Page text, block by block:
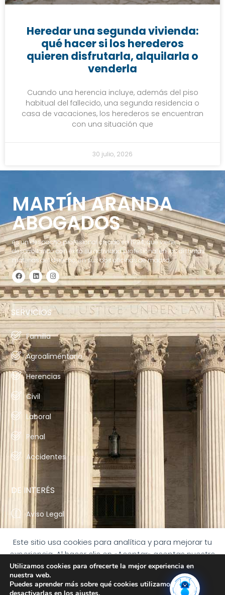
Este sitio usa cookies para analítica y para mejorar tu
experiencia. Al hacer clic en «Aceptar» aceptas nuestro
uso de las cookies.
ACEPTAR
Heredar una segunda vivienda:
qué hacer si los herederos
quieren disfrutarla, alquilarla o
venderla
Cuando una herencia incluye, además del piso
habitual del fallecido, una segunda residencia o
casa de vacaciones, los herederos se encuentran
con una situación que
30 julio, 2026
MARTÍN ARANDA
ABOGADOS
es un despacho profesional creado en 1994, que viene
desarrollando con éxito su actividad profesional en las distintas
materias del derecho, en sus dos oficinas de madrid.
SERVICIOS
Familia
Agroalimentario
Herencias
Civil
Laboral
Penal
Accidentes
DE INTERÉS
Aviso Legal
Política de Cookies
Declaración de accesibilidad
Utilizamos cookies para ofrecerte la mejor experiencia en
nuestra web.
Puedes aprender más sobre qué cookies utilizamos o